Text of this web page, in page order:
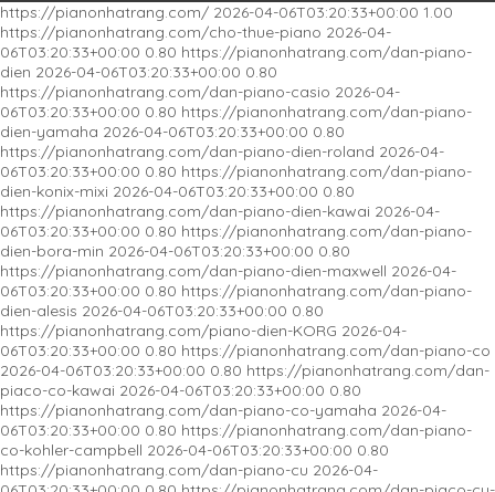
Đàn Piano Cơ Kawai K-300
https://pianonhatrang.com/ 2026-04-06T03:20:33+00:00 1.00
https://pianonhatrang.com/cho-thue-piano 2026-04-
06T03:20:33+00:00 0.80 https://pianonhatrang.com/dan-piano-
dien 2026-04-06T03:20:33+00:00 0.80
https://pianonhatrang.com/dan-piano-casio 2026-04-
06T03:20:33+00:00 0.80 https://pianonhatrang.com/dan-piano-
dien-yamaha 2026-04-06T03:20:33+00:00 0.80
https://pianonhatrang.com/dan-piano-dien-roland 2026-04-
06T03:20:33+00:00 0.80 https://pianonhatrang.com/dan-piano-
dien-konix-mixi 2026-04-06T03:20:33+00:00 0.80
https://pianonhatrang.com/dan-piano-dien-kawai 2026-04-
06T03:20:33+00:00 0.80 https://pianonhatrang.com/dan-piano-
dien-bora-min 2026-04-06T03:20:33+00:00 0.80
https://pianonhatrang.com/dan-piano-dien-maxwell 2026-04-
06T03:20:33+00:00 0.80 https://pianonhatrang.com/dan-piano-
dien-alesis 2026-04-06T03:20:33+00:00 0.80
https://pianonhatrang.com/piano-dien-KORG 2026-04-
06T03:20:33+00:00 0.80 https://pianonhatrang.com/dan-piano-co
2026-04-06T03:20:33+00:00 0.80 https://pianonhatrang.com/dan-
piaco-co-kawai 2026-04-06T03:20:33+00:00 0.80
https://pianonhatrang.com/dan-piano-co-yamaha 2026-04-
06T03:20:33+00:00 0.80 https://pianonhatrang.com/dan-piano-
co-kohler-campbell 2026-04-06T03:20:33+00:00 0.80
https://pianonhatrang.com/dan-piano-cu 2026-04-